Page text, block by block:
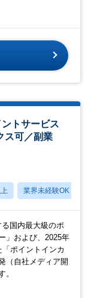
トサービス
ス可／副業
業界未経験OK
国内最大級のポ
」および、2025年
ポイントインカ
（自社メディア開
。